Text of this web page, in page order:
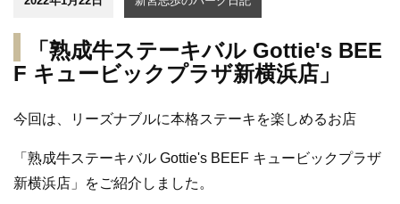
「熟成牛ステーキバル Gottie's BEE
F キュービックプラザ新横浜店」
今回は、 リーズナブルに本格ステーキを楽しめるお店
「 熟成牛ステーキバル Gottie's BEEF キュービックプラザ
新横浜店 」をご紹介しました。